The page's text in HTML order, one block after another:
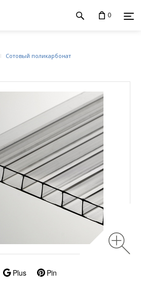
0
Plus Pin
Сотовый поликарбонат